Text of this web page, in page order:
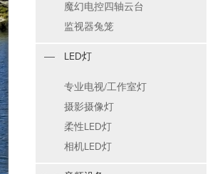
魔幻电控四轴云台
监视器兔笼
LED灯
专业电视/工作室灯
摄影摄像灯
柔性LED灯
相机LED灯